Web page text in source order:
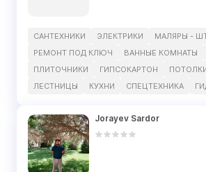
САНТЕХНИКИ ЭЛЕКТРИКИ
МАЛЯРЫ -
РЕМОНТ ПОД КЛЮЧ
ВАННЫЕ КОМНАТЫ
ПЛИТОЧНИКИ
ГИПСОКАРТОН
ЛЕСТНИЦЫ
КУХНИ СПЕЦТЕХНИКА
Jorayev Sardor